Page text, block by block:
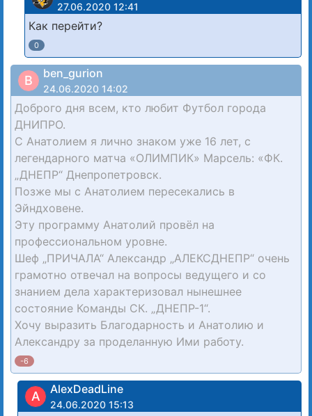
27.06.2020 12:41
Как перейти?
0
B ben_gurion
24.06.2020 14:02
Доброго дня всем, кто любит Футбол города
ДНИПРО.
С Анатолием я лично знаком уже 16 лет, с
легендарного матча «ОЛИМПИК» Марсель: «ФК.
„ДНЕПР“ Днепропетровск.
Позже мы с Анатолием пересекались в
Эйндховене.
Эту программу Анатолий провёл на
профессиональном уровне.
Шеф „ПРИЧАЛА“ Александр „АЛЕКСДНЕПР“ очень
грамотно отвечал на вопросы ведущего и со
знанием дела характеризовал нынешнее
состояние Команды СК. „ДНЕПР-1“.
Хочу выразить Благодарность и Анатолию и
Александру за проделанную Ими работу.
-6
A AlexDeadLine
24.06.2020 15:13